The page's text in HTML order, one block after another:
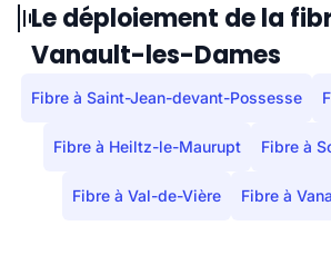
Le déploiement de la
Vanault-les-Dames
Fibre à Saint-Jean-devant-Possesse
Fibre à Heiltz-le-Maurupt Fibre à
Fibre à Val-de-Vière Fibre à